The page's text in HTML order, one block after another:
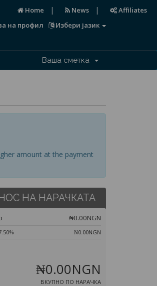
Home | News |
Affiliates
Избери јазик
на профил
Ваша сметка
amount at the payment
НА НАРАЧКАТА
₦0.00NGN
₦0.00NGN
₦0.00NGN
ВКУПНО ПО НАРАЧКА